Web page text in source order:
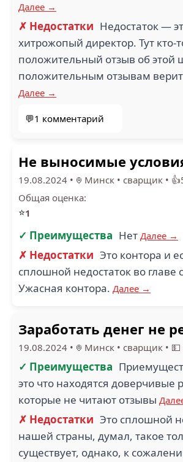
Далее →
✗ Недостатки Недостаток —
хитрожопый директор. Тут кто-
положительный отзыв об этой
положительным отзывам
Далее →
💬1 комментарий
Не выносимые
19.08.2024 • Минск • сварщик •
Общая оценка:
⭐1
✓ Преимущества Нет Далее →
✗ Недостатки Это контора и
сплошной недостаток во главе
Ужасная контора. Далее →
Заработать денег не
19.08.2024 • Минск • сварщик •
✓ Преимущества
это что находятся доверчивые
которые не читают отзывы
✗ Недостатки Это сплошной
нашей страны, думал, такое
существует, однако, к